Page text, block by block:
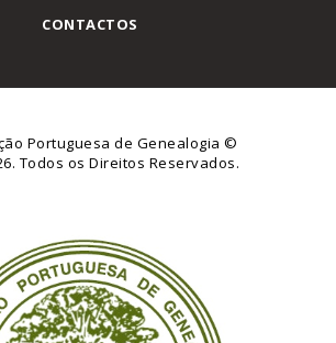
CONTACTOS
Portuguesa de Genealogia©
Todos os Direitos Reservados.